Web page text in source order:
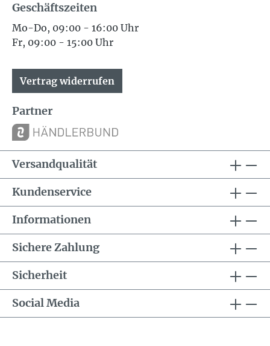
Geschäftszeiten
Mo-Do, 09:00 - 16:00 Uhr
Fr, 09:00 - 15:00 Uhr
Vertrag widerrufen
Partner
Versandqualität
Kundenservice
Informationen
Sichere Zahlung
Sicherheit
Social Media